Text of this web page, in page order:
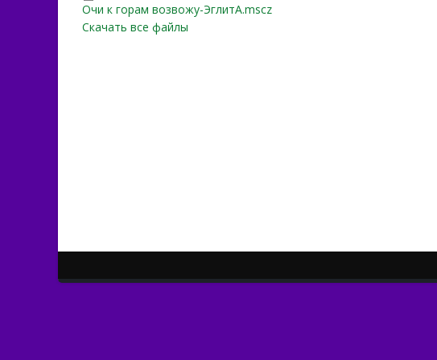
Очи к горам возвожу-ЭглитА.mscz
Скачать все файлы